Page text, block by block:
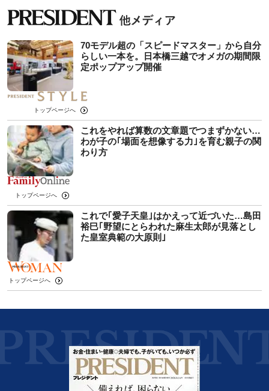
70モデル超の「スピードマスター」から自分
らしい一本を。日本橋三越でオメガの期間限
定ポップアップ開催
トップページへ
これをやれば算数の文章題でつまずかない…
わが子の｢場面を想像する力｣を育む親子の関
わり方
トップページへ
これで｢愛子天皇｣はかえって近づいた…島田
裕巳｢野望にとらわれた麻生太郎が見落とし
た皇室典範の大原則｣
トップページへ